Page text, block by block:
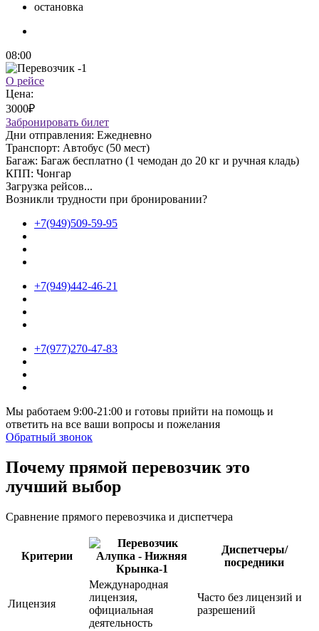
остановка
08:00
О рейсе
Цена:
3000₽
Забронировать билет
Дни отправления: Ежедневно
Транспорт: Автобус (50 мест)
Багаж: Багаж бесплатно (1 чемодан до 20 кг и ручная кладь)
КПП: Чонгар
Загрузка рейсов...
Возникли трудности при бронировании?
+7(949)509-59-95
+7(949)442-46-21
+7(977)270-47-83
Мы работаем 9:00-21:00 и готовы прийти на помощь и
ответить на все ваши вопросы и пожелания
Обратный звонок
Почему прямой перевозчик это
лучший выбор
Сравнение прямого перевозчика и диспетчера
Критерии
Диспетчеры/
посредники
Лицензия
Международная
лицензия,
официальная
деятельность
Часто без лицензий и
разрешений